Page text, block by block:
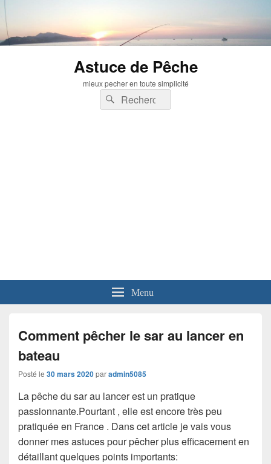
Astuce de Pêche
mieux pecher en toute simplicité
Recherche :
Rechercher
Menu
Comment pêcher le sar au lancer en
bateau
Posté le 30 mars 2020paradmin5085
La pêche du sar au lancer est un pratique
passionnante.Pourtant , elle est encore très peu
pratiquée en France . Dans cet article je vais vous
donner mes astuces pour pêcher plus efficacement en
détaillant quelques points importants: